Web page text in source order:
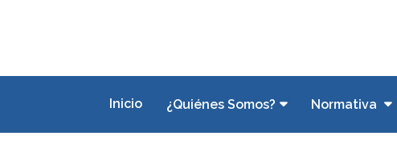
Inicio ¿Quiénes Somos? Normativa